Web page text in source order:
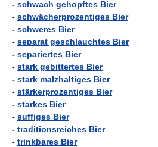
- schwach gehopftes Bier
- schwächerprozentiges Bier
- schweres Bier
- separat geschlauchtes Bier
- separiertes Bier
- stark gebittertes Bier
- stark malzhaltiges Bier
- stärkerprozentiges Bier
- starkes Bier
- suffiges Bier
- traditionsreiches Bier
- trinkbares Bier